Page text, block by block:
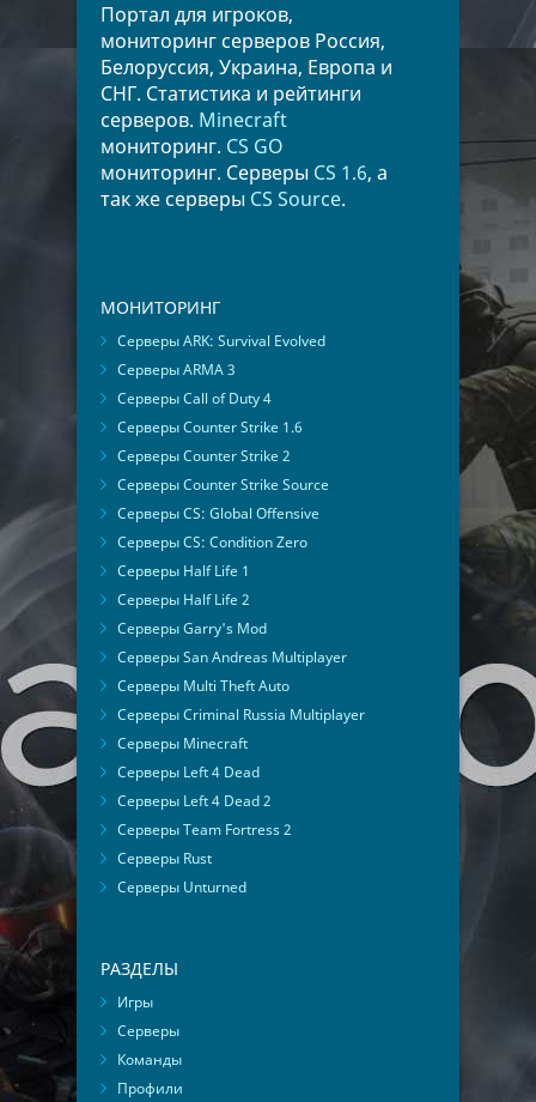
Портал для игроков,
мониторинг серверов Россия,
Белоруссия, Украина, Европа и
СНГ. Статистика и рейтинги
серверов. Minecraft
мониторинг. CS GO
мониторинг. Серверы CS 1.6, а
так же серверы CS Source.
МОНИТОРИНГ
Серверы ARK: Survival Evolved
Серверы ARMA 3
Серверы Call of Duty 4
Серверы Counter Strike 1.6
Серверы Counter Strike 2
Серверы Counter Strike Source
Серверы CS: Global Offensive
Серверы CS: Condition Zero
Серверы Half Life 1
Серверы Half Life 2
Серверы Garry's Mod
Серверы San Andreas Multiplayer
Серверы Multi Theft Auto
Серверы Criminal Russia Multiplayer
Серверы Minecraft
Серверы Left 4 Dead
Серверы Left 4 Dead 2
Серверы Team Fortress 2
Серверы Rust
Серверы Unturned
РАЗДЕЛЫ
Игры
Серверы
Команды
Профили